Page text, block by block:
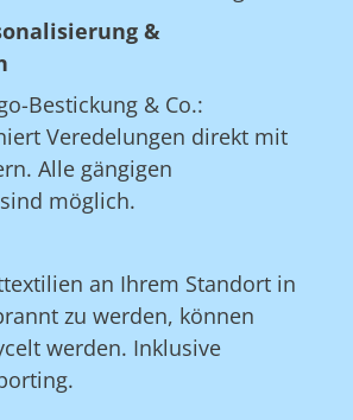
&
Bestickung & Co.:
Veredelungen direkt mit
Alle gängigen
möglich.
an Ihrem Standort in
zu werden, können
werden. Inklusive